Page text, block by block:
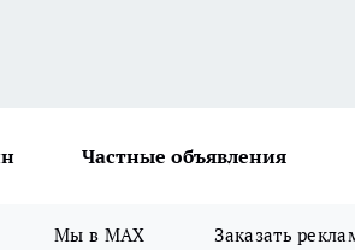
Частные объявления
Мы в MAX Заказать